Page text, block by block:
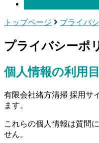
トップページ プライバ
プライバシーポ
個人情報の利用
有限会社緒方清掃 採用サ
ます。
これらの個人情報は質問
せん。